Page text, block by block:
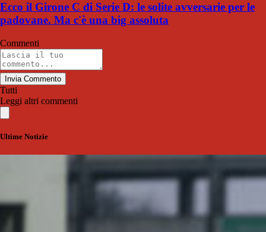
Ecco il Girone C di Serie D: le solite avversarie per le
padovane. Ma c'è una big assoluta
Commenti
Invia Commento
Tutti
Leggi altri commenti
Ultime Notizie